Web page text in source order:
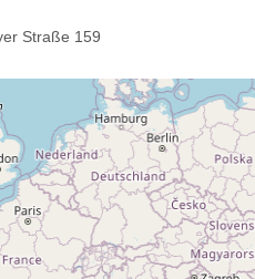
Straße 159
essen.de